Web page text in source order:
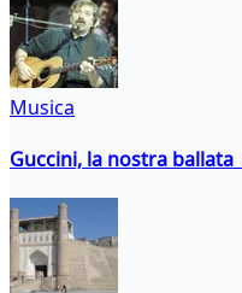
Musica
Guccini, la nostra